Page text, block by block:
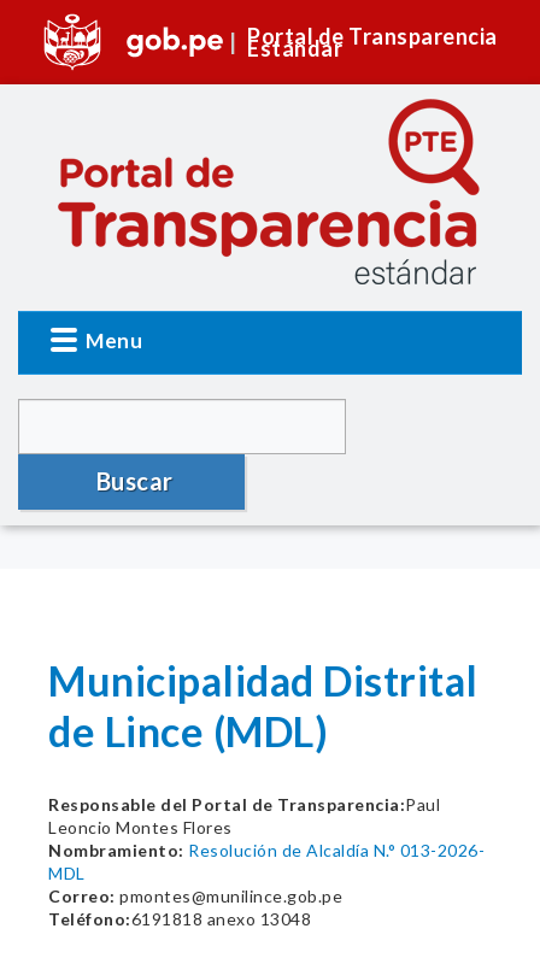
Portal de Transparencia
Estándar
Menu
Buscar
Municipalidad Distrital
de Lince (MDL)
Responsable del Portal de Transparencia:Paul
Leoncio Montes Flores
Nombramiento: Resolución de Alcaldía N.° 013-2026-
MDL
Correo: pmontes@munilince.gob.pe
Teléfono:6191818 anexo 13048